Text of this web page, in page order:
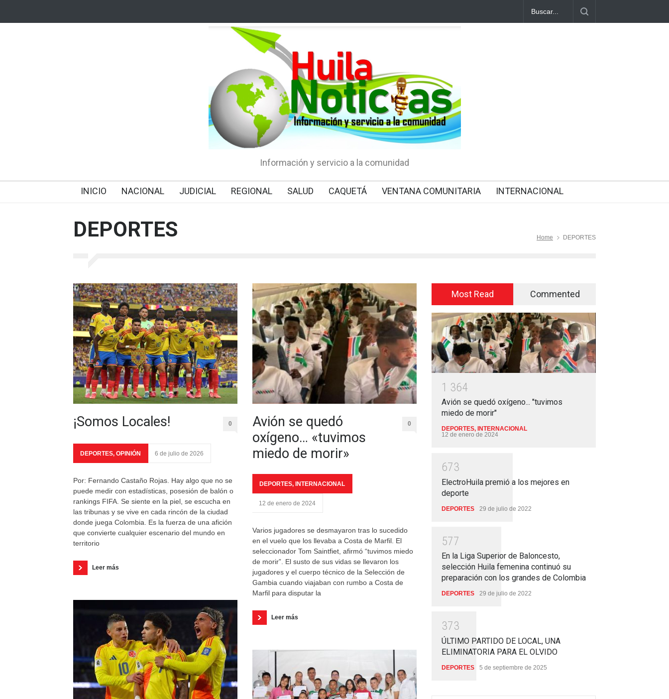
Información y servicio a la comunidad
INICIO NACIONAL JUDICIAL REGIONAL SALUD CAQUETÁ VENTANA COMUNITARIA INTERNACIONAL
DEPORTES Home DEPORTES
¡Somos Locales! 0
DEPORTES, OPINIÓN 6 de julio de 2026
Por: Fernando Castaño Rojas. Hay algo que no se
puede medir con estadísticas, posesión de balón o
rankings FIFA. Se siente en la piel, se escucha en
las tribunas y se vive en cada rincón de la ciudad
donde juega Colombia. Es la fuerza de una afición
que convierte cualquier escenario del mundo en
territorio
Leer más
Avión se quedó
oxígeno… «tuvimos
miedo de morir»
0
DEPORTES, INTERNACIONAL
12 de enero de 2024
Varios jugadores se desmayaron tras lo sucedido
en el vuelo que los llevaba a Costa de Marfil. El
seleccionador Tom Saintfiet, afirmó “tuvimos miedo
de morir”. El susto de sus vidas se llevaron los
jugadores y el cuerpo técnico de la Selección de
Gambia cuando viajaban con rumbo a Costa de
Marfil para disputar la
Leer más
Most Read Commented
1 364
Avión se quedó oxígeno... "tuvimos
miedo de morir"
DEPORTES, INTERNACIONAL
12 de enero de 2024
673
ElectroHuila premió a los mejores en
deporte
DEPORTES 29 de julio de 2022
577
En la Liga Superior de Baloncesto,
selección Huila femenina continuó su
preparación con los grandes de Colombia
DEPORTES 29 de julio de 2022
373
ÚLTIMO PARTIDO DE LOCAL, UNA
ELIMINATORIA PARA EL OLVIDO
DEPORTES 5 de septiembre de 2025